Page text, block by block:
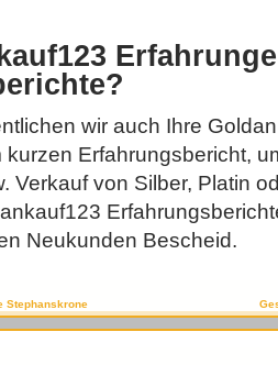
wir auch Ihre
kurzen Erfahrungsbericht,
Verkauf von Silber, Platin
Neukunden Bescheid.
Stephanskrone